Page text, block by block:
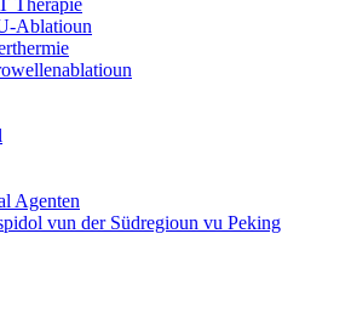
Therapie
Ablatioun
Agenten
vun der Südregioun vu Peking